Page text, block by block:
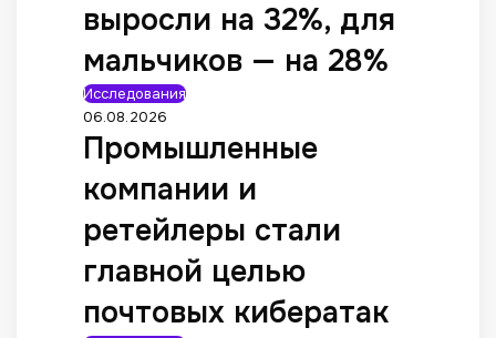
выросли на 32%, для
мальчиков — на 28%
Исследования
06.08.2026
Промышленные
компании и
ретейлеры стали
главной целью
почтовых кибератак